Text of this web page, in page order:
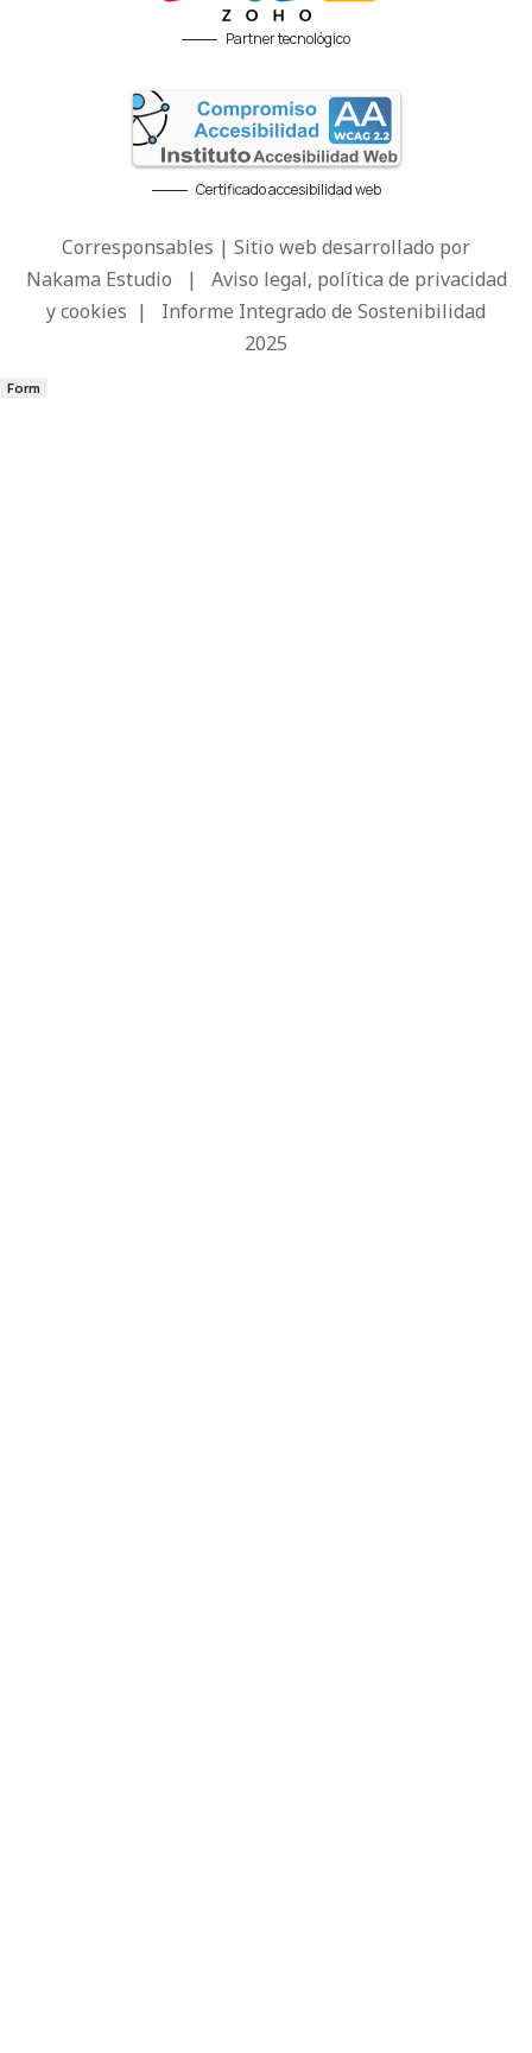
Partner tecnológico
Certificado accesibilidad web
Corresponsables | Sitio web desarrollado por
Nakama Estudio | Aviso legal, política de privacidad
y cookies | Informe Integrado de Sostenibilidad
2025
Form